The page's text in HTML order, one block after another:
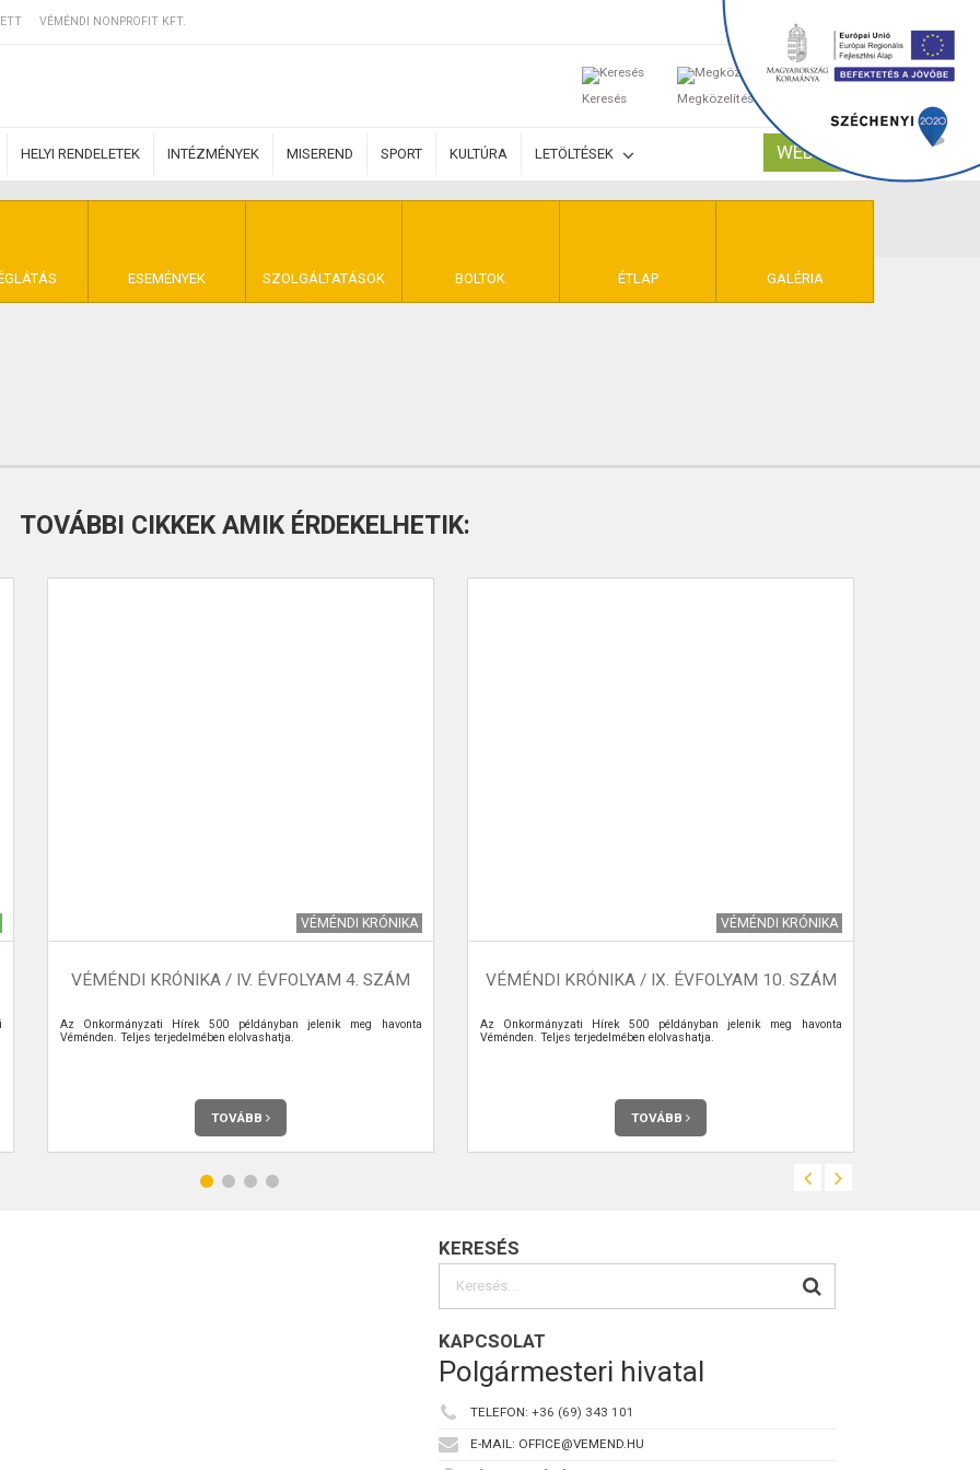
VÉMÉNDI NONPROFIT KFT.
Keresés Megközelítés
0
HELYI RENDELETEK INTÉZMÉNYEK MISEREND SPORT KULTÚRA LETÖLTÉSEK WEBSHOP
ESEMÉNYEK SZOLGÁLTATÁSOK BOLTOK ÉTLAP GALÉRIA
FELTÉTELEK
VÉMÉND
TOVÁBBI CIKKEK AMIK ÉRDEKELHETIK:
VÉMÉNDI KRÓNIKA
VÉMÉNDI KRÓNIKA / IV. ÉVFOLYAM 4. SZÁM
Az Önkormányzati Hírek 500 példányban jelenik meg havonta
Véménden. Teljes terjedelmében elolvashatja.
TOVÁBB
VÉMÉNDI KRÓNIKA
VÉMÉNDI KRÓNIKA / IX. ÉVFOLYAM 10. SZÁM
Az Önkormányzati Hírek 500 példányban jelenik meg havonta
Véménden. Teljes terjedelmében elolvashatja.
TOVÁBB
KERESÉS
KAPCSOLAT
Polgármesteri hivatal
TELEFON: +36 (69) 343 101
E-MAIL: OFFICE@VEMEND.HU